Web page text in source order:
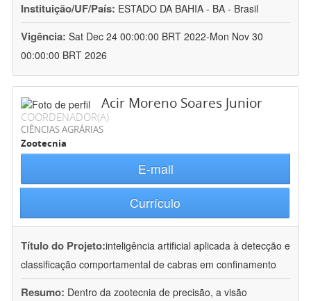
Instituição/UF/País: ESTADO DA BAHIA - BA - Brasil
Vigência: Sat Dec 24 00:00:00 BRT 2022-Mon Nov 30
00:00:00 BRT 2026
Acir Moreno Soares Junior
COORDENADOR(A)
CIÊNCIAS AGRÁRIAS
Zootecnia
E-mail
Currículo
Título do Projeto:inteligência artificial aplicada à detecção e
classificação comportamental de cabras em confinamento
Resumo: Dentro da zootecnia de precisão, a visão